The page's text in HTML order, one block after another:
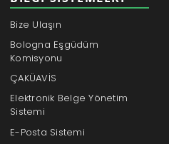
Bize Ulaşın
Bologna Eşgüdüm
Komisyonu
ÇAKÜAVİS
Elektronik Belge Yönetim
Sistemi
E-Posta Sistemi